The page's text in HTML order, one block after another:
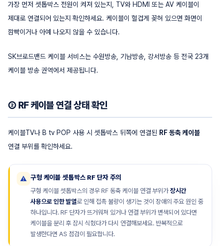
가장 먼저 셋톱박스 전원이 켜져 있는지, TV와 HDMI 또는 AV 케이블이
제대로 연결되어 있는지 확인하세요. 케이블이 헐겁게 꽂혀 있으면 화면이
깜빡이거나 아예 나오지 않을 수 있습니다.
SK브로드밴드 케이블 서비스는 수원방송, 기남방송, 강서방송 등 전국 23개
케이블 방송 권역에서 제공됩니다.
② RF 케이블 연결 상태 확인
케이블TV나 B tv POP 사용 시 셋톱박스 뒤쪽에 연결된 RF 동축 케이블
연결 부위를 확인하세요.
⚠️ 구형 케이블 셋톱박스 RF 단자 주의
구형 케이블 셋톱박스의 경우 RF 동축 케이블 연결 부위가장시간
사용으로 인한 발열로 인해 접촉 불량이 생기는 것이 장애의 주요 원인 중
하나입니다. RF 단자가 뜨거워져 있거나 연결 부위가 변색되어 있다면
케이블을 분리 후 잠시 식혔다가 다시 연결해보세요. 반복적으로
발생한다면 AS 점검이 필요합니다.